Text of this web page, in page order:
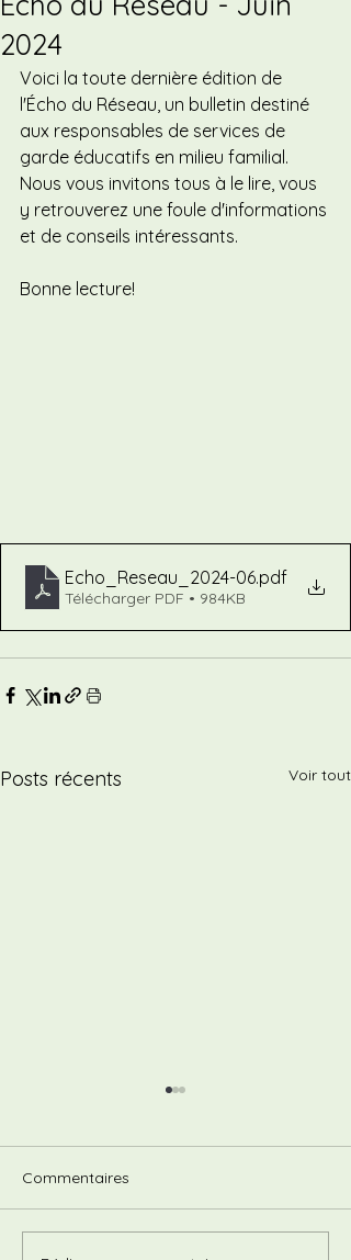
2024
Voici la toute dernière édition de
l'Écho du Réseau, un bulletin destiné
aux responsables de services de
garde éducatifs en milieu familial.
Nous vous invitons tous à le lire, vous
y retrouverez une foule d'informations
et de conseils intéressants.
Bonne lecture!
Echo_Reseau_2024-06.pdf
Télécharger PDF • 984KB
Posts récents Voir tout
Commentaires